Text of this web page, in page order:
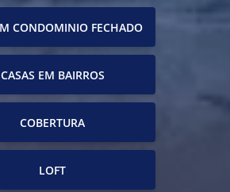
CONDOMINIO FECHADO
CASAS EM BAIRROS
COBERTURA
LOFT